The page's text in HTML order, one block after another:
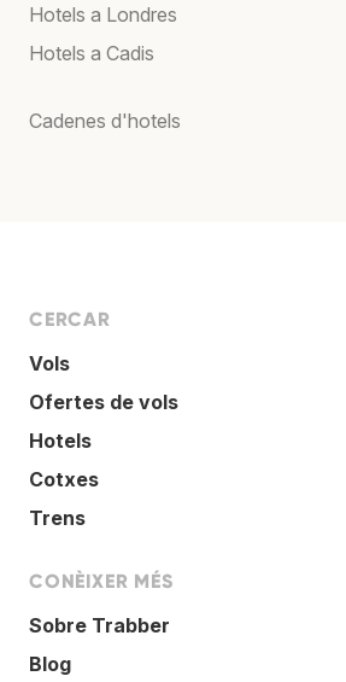
Hotels a Londres
Hotels a Cadis
Cadenes d'hotels
CERCAR
Vols
Ofertes de vols
Hotels
Cotxes
Trens
CONÈIXER MÉS
Sobre Trabber
Blog